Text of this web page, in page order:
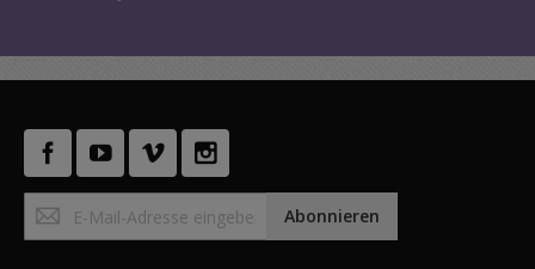
Anmeldung
zum
Abonnieren